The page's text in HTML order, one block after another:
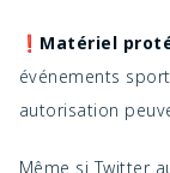
❗Matériel
événements
autorisation
Même si Twitter